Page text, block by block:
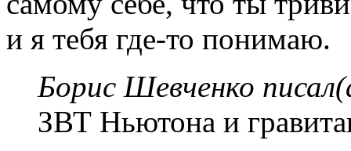
и я тебя где-то понимаю.
Борис Шевченко
ЗВТ Ньютона и